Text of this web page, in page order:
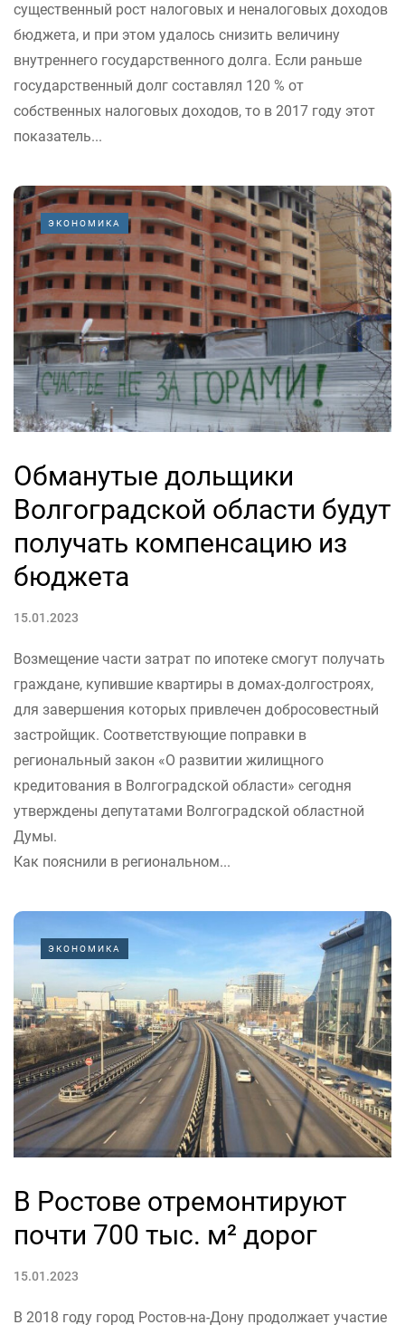
существенный рост налоговых и неналоговых доходов
бюджета, и при этом удалось снизить величину
внутреннего государственного долга. Если раньше
государственный долг составлял 120 % от
собственных налоговых доходов, то в 2017 году этот
показатель...
ЭКОНОМИКА
Обманутые дольщики
Волгоградской области будут
получать компенсацию из
бюджета
15.01.2023
Возмещение части затрат по ипотеке смогут получать
граждане, купившие квартиры в домах-долгостроях,
для завершения которых привлечен добросовестный
застройщик. Соответствующие поправки в
региональный закон «О развитии жилищного
кредитования в Волгоградской области» сегодня
утверждены депутатами Волгоградской областной
Думы.
Как пояснили в региональном...
ЭКОНОМИКА
В Ростове отремонтируют
почти 700 тыс. м² дорог
15.01.2023
В 2018 году город Ростов-на-Дону продолжает участие